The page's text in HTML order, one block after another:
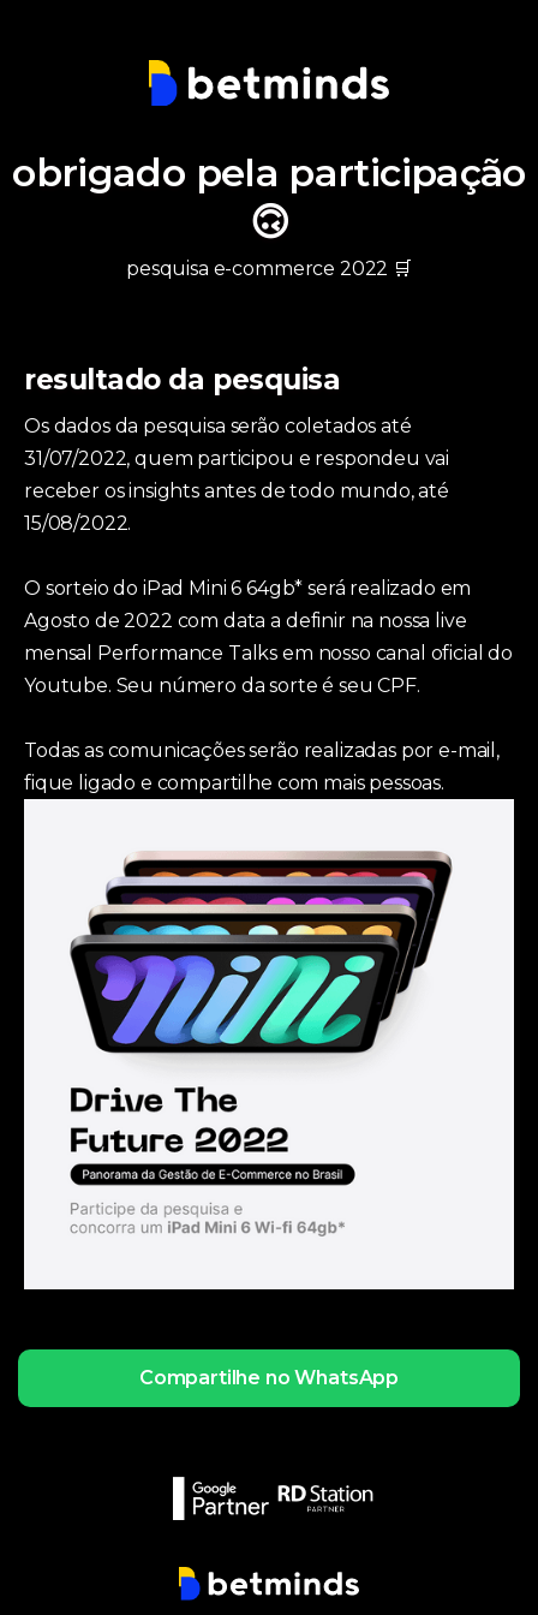
obrigado pela participação
🙃
pesquisa e-commerce 2022 🛒
resultado da pesquisa
Os dados da pesquisa serão coletados até
31/07/2022, quem participou e respondeu vai
receber os insights antes de todo mundo, até
15/08/2022.
O sorteio do iPad Mini 6 64gb* será realizado em
Agosto de 2022 com data a definir na nossa live
mensal Performance Talks em nosso canal oficial do
Youtube. Seu número da sorte é seu CPF.
Todas as comunicações serão realizadas por e-mail,
fique ligado e compartilhe com mais pessoas.
Compartilhe no WhatsApp